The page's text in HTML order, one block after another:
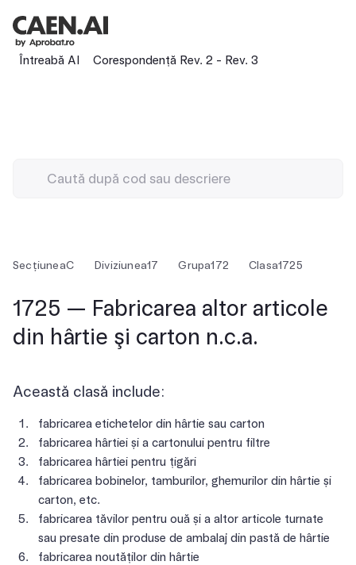
Întreabă AI Corespondență Rev. 2 - Rev. 3
SecțiuneaC Diviziunea17 Grupa172 Clasa1725
1725 — Fabricarea altor articole
din hârtie şi carton n.c.a.
Această clasă include:
fabricarea etichetelor din hârtie sau carton
fabricarea hârtiei și a cartonului pentru filtre
fabricarea hârtiei pentru țigări
fabricarea bobinelor, tamburilor, ghemurilor din hârtie și
carton, etc.
fabricarea tăvilor pentru ouă și a altor articole turnate
sau presate din produse de ambalaj din pastă de hârtie
fabricarea noutăților din hârtie